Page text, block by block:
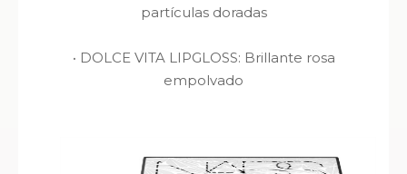
partículas doradas
· DOLCE VITA LIPGLOSS: Brillante rosa
empolvado